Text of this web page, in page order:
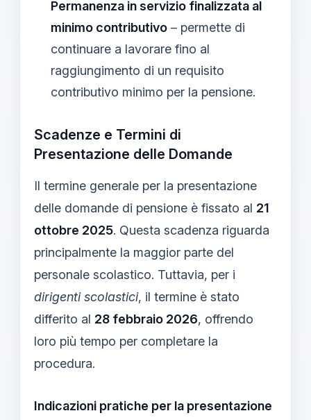
Permanenza in servizio finalizzata al
minimo contributivo – permette di
continuare a lavorare fino al
raggiungimento di un requisito
contributivo minimo per la pensione.
Scadenze e Termini di
Presentazione delle Domande
Il termine generale per la presentazione
delle domande di pensione è fissato al 21
ottobre 2025. Questa scadenza riguarda
principalmente la maggior parte del
personale scolastico. Tuttavia, per i
dirigenti scolastici, il termine è stato
differito al 28 febbraio 2026, offrendo
loro più tempo per completare la
procedura.
Indicazioni pratiche per la presentazione